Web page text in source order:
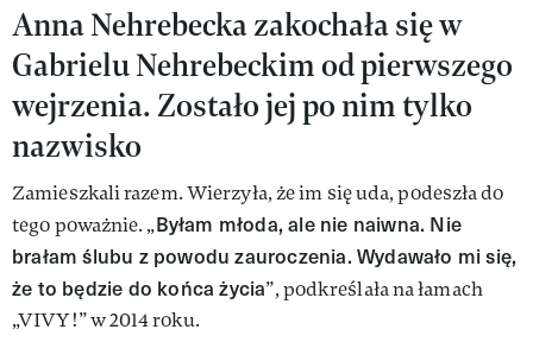
Anna Nehrebecka zakochała się w
Gabrielu Nehrebeckim od pierwszego
wejrzenia. Zostało jej po nim tylko
nazwisko
Zamieszkali razem. Wierzyła, że im się uda, podeszła do
tego poważnie. „Byłam młoda, ale nie naiwna. Nie
brałam ślubu z powodu zauroczenia. Wydawało mi się,
że to będzie do końca życia”, podkreślała na łamach
„VIVY!” w 2014 roku.